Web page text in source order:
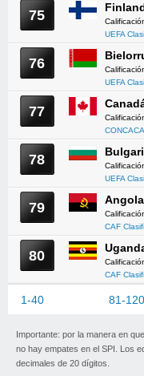
75
UEFA
76
UEFA
77
78
UEFA
79 Angola
CAF
80
CAF
1-40 81-120
Importante: por la manera en
no hay empates en el SPI. Los
decimales de 20 dígitos.